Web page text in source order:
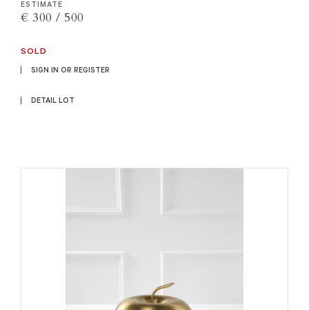
ESTIMATE
€ 300 / 500
SOLD
SIGN IN OR REGISTER
DETAIL LOT